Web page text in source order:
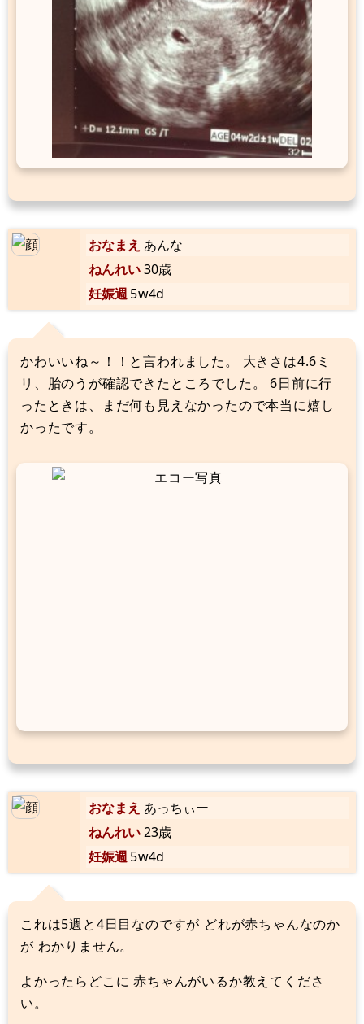
おなまえ あんな
ねんれい30歳
妊娠週5w4d
かわいいね～！！と言われました。 大きさは4.6ミ
リ、胎のうが確認できたところでした。 6日前に行
ったときは、まだ何も見えなかったので本当に嬉し
かったです。
おなまえ あっちぃー
ねんれい23歳
妊娠週5w4d
これは5週と4日目なのですが どれが赤ちゃんなのか
が わかりません。
よかったらどこに 赤ちゃんがいるか教えてくださ
い。